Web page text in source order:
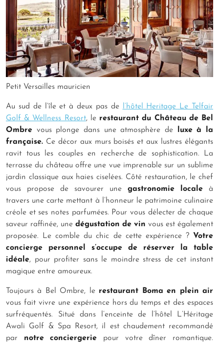
Petit Versailles mauricien
Au sud de l’île et à deux pas de
l’hôtel Heritage Le Telfair
Golf & Wellness Resort, le restaurant du Château de Bel
Ombre vous plonge dans une atmosphère de
luxe à la
française. Ce décor aux murs boisés et aux lustres élégants
ravit tous les couples en recherche de sophistication. La
terrasse du château offre une vue imprenable sur un sublime
jardin classique aux haies ciselées. Côté restauration, le chef
vous propose de savourer une gastronomie locale à
travers une carte mettant à l’honneur le patrimoine culinaire
créole et ses notes parfumées. Pour vous délecter de chaque
saveur raffinée, une dégustation de vin vous est également
proposée. Le comble du chic de cette expérience ? Votre
concierge personnel s’occupe de réserver la table
idéale, pour profiter sans le moindre stress de cet instant
magique entre amoureux.
Toujours à Bel Ombre, le restaurant Boma en plein air
vous fait vivre une expérience hors du temps et des espaces
surfréquentés. Situé dans l’enceinte de l’hôtel L’Héritage
Awali Golf & Spa Resort, il est chaudement recommandé
par notre conciergerie pour votre dîner romantique.